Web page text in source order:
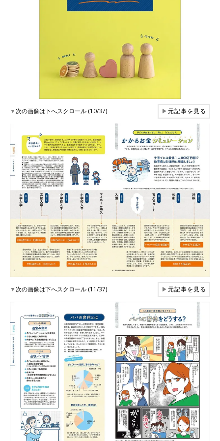
▼次の画像は下へスクロール (10/37) ▶元記事を見る
▼次の画像は下へスクロール (11/37) ▶元記事を見る